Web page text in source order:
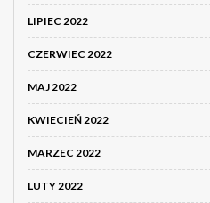
LIPIEC 2022
CZERWIEC 2022
MAJ 2022
KWIECIEŃ 2022
MARZEC 2022
LUTY 2022